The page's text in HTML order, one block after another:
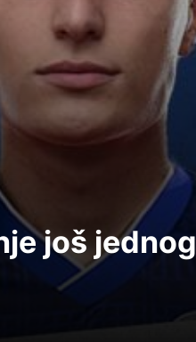
još jednog